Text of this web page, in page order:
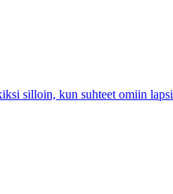
silloin, kun suhteet omiin